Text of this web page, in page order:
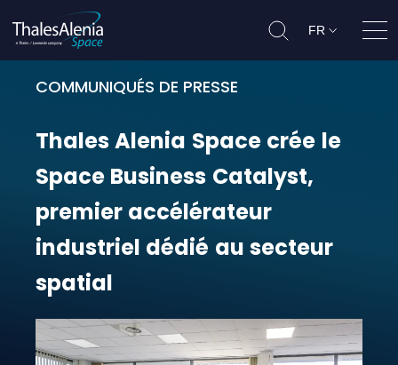
FR
COMMUNIQUÉS DE PRESSE
Thales Alenia Space crée le
ThalesAlenia Space crée le
Space Business Catalyst,
premier accélérateur
industriel dédié au secteur
spatial